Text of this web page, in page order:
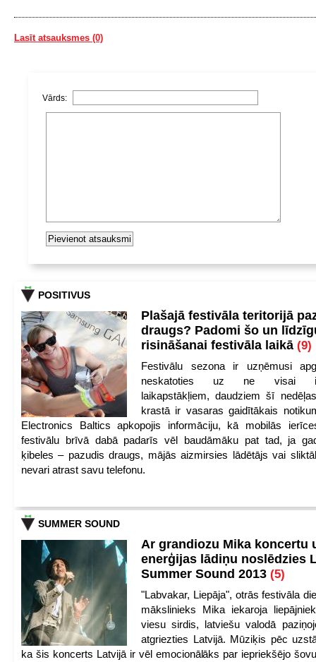
Lasīt atsauksmes (0)
Vārds:
POSITIVUS
Plašajā festivāla teritorijā
draugs? Padomi šo un
risināšanai festivāla laikā (9)
Festivālu sezona ir uzņēmusi
neskatoties uz ne visai
laikapstākļiem, daudziem šī
krastā ir vasaras gaidītākais
Electronics Baltics apkopojis informāciju, kā mobilās
festivālu brīvā dabā padarīs vēl baudāmāku pat tad, ja
ķibeles – pazudis draugs, mājās aizmirsies lādētājs vai
nevari atrast savu telefonu.
SUMMER SOUND
Ar grandiozu Mika koncertu
enerģijas lādiņu noslēdzies
Summer Sound 2013 (5)
"Labvakar, Liepāja", otrās festivāla
mākslinieks Mika iekaroja
viesu sirdis, latviešu valodā
atgriezties Latvijā. Mūziķis pēc
ka šis koncerts Latvijā ir vēl emocionālāks par iepriekšējo